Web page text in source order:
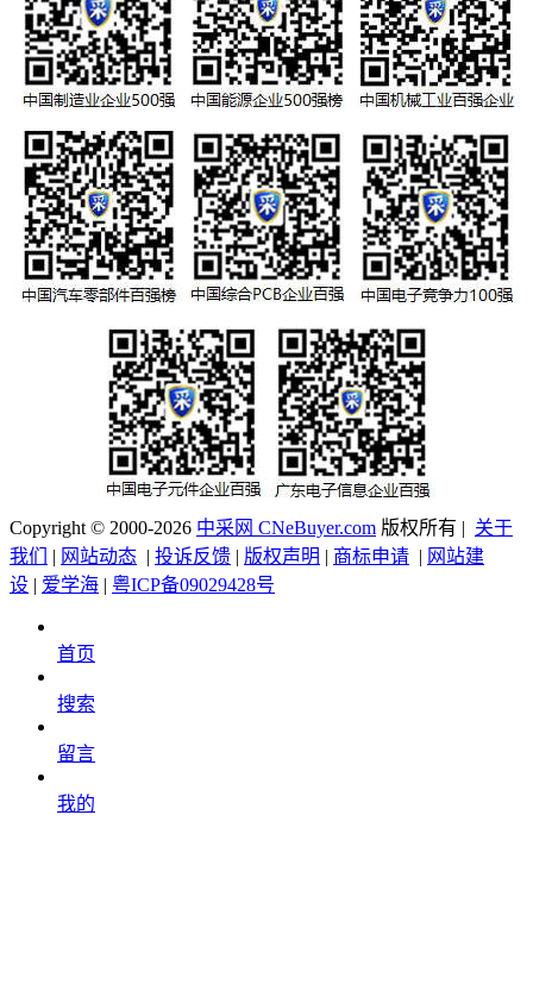
Copyright © 2000-2026 中采网 CNeBuyer.com 版权所有 | 关于
我们
| 网站动态 | 投诉反馈 | 版权声明 | 商标申请 | 网站建
设 | 爱学海 | 粤ICP备09029428号
首页
搜索
留言
我的